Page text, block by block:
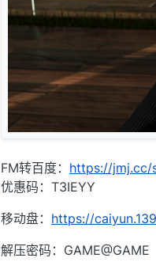
FM转百度： https://jmj.cc/
优惠码：T3IEYY
移动盘： https://
解压密码：GAME@GAME